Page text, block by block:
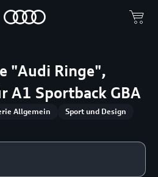
"Audi Ringe",
A1 Sportback GBA
Allgemein Sport und Design